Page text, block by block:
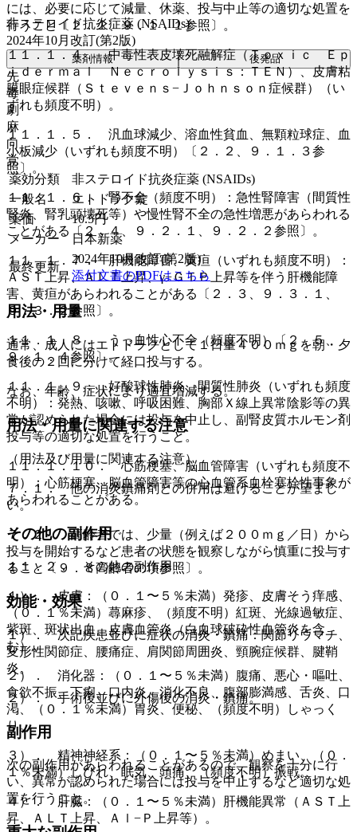
には、必要に応じて減量、休薬、投与中止等の適切な処置を
行うこと〔２．１、９．１．１参照〕。
１１．１．４． 中毒性表皮壊死融解症（Ｔｏｘｉｃ Ｅｐ
ｉｄｅｒｍａｌ Ｎｅｃｒｏｌｙｓｉｓ：ＴＥＮ）、皮膚粘
膜眼症候群（Ｓｔｅｖｅｎｓ−Ｊｏｈｎｓｏｎ症候群）（い
ずれも頻度不明）。
１１．１．５． 汎血球減少、溶血性貧血、無顆粒球症、血
小板減少（いずれも頻度不明）〔２．２、９．１．３参
照〕。
１１．１．６． 腎不全（頻度不明）：急性腎障害（間質性
腎炎、腎乳頭壊死等）や慢性腎不全の急性増悪があらわれる
ことがある〔２．４、９．２．１、９．２．２参照〕。
１１．１．７． 肝機能障害、黄疸（いずれも頻度不明）：
ＡＳＴ上昇、ＡＬＴ上昇、γ−ＧＴＰ上昇等を伴う肝機能障
害、黄疸があらわれることがある〔２．３、９．３．１、
９．３．２参照〕。
１１．１．８． うっ血性心不全（頻度不明）〔２．５、
９．１．４参照〕。
１１．１．９． 好酸球性肺炎、間質性肺炎（いずれも頻度
不明）：発熱、咳嗽、呼吸困難、胸部Ｘ線上異常陰影等の異
常が認められた場合には投与を中止し、副腎皮質ホルモン剤
投与等の適切な処置を行うこと。
１１．１．１０． 心筋梗塞、脳血管障害（いずれも頻度不
明）：心筋梗塞、脳血管障害等の心血管系血栓塞栓性事象が
あらわれることがある。
その他の副作用
１１．２． その他の副作用
１）． 皮膚：（０．１〜５％未満）発疹、皮膚そう痒感、
（０．１％未満）蕁麻疹、（頻度不明）紅斑、光線過敏症、
紫斑、斑状出血、皮膚血管炎（白血球破砕性血管炎を含
む）。
２）． 消化器：（０．１〜５％未満）腹痛、悪心・嘔吐、
食欲不振、下痢、口内炎、消化不良、腹部膨満感、舌炎、口
渇、（０．１％未満）胃炎、便秘、（頻度不明）しゃっく
り。
３）． 精神神経系：（０．１〜５％未満）めまい、（０．
１％未満）しびれ、眠気、頭痛、（頻度不明）振戦。
４）． 肝臓：（０．１〜５％未満）肝機能異常（ＡＳＴ上
昇、ＡＬＴ上昇、Ａｌ−Ｐ上昇等）。
非ステロイド抗炎症薬 (NSAIDs)
2024年10月改訂(第2版)
薬剤情報 後発品
先
毒
劇
麻
向
覚
薬効分類
非ステロイド抗炎症薬 (NSAIDs)
一般名
エトドラク錠
薬価
10.5円
メーカー
日本新薬
最終更新
2024年10月改訂(第2版)
添付文書のPDFはこちら
用法・用量
通常、成人にはエトドラクとして１日量４００ｍｇを朝・夕
食後の２回に分けて経口投与する。
なお、年齢、症状により適宜増減する。
用法・用量に関連する注意
（用法及び用量に関連する注意）
７．１． 他の消炎鎮痛剤との併用は避けることが望まし
い。
７．２． 高齢者では、少量（例えば２００ｍｇ／日）から
投与を開始するなど患者の状態を観察しながら慎重に投与す
ること〔９．８高齢者の項参照〕。
効能・効果
１）． 次記疾患並びに症状の消炎・鎮痛：関節リウマチ、
変形性関節症、腰痛症、肩関節周囲炎、頸腕症候群、腱鞘
炎。
２）． 手術後並びに外傷後の消炎・鎮痛。
副作用
次の副作用があらわれることがあるので、観察を十分に行
い、異常が認められた場合には投与を中止するなど適切な処
置を行うこと。